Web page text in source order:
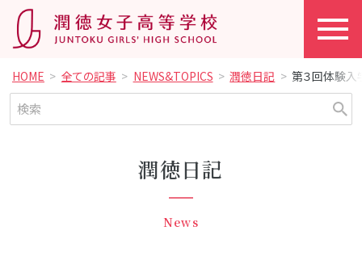
HOME 全ての記事 NEWS&TOPICS 潤徳日記 第３回体験入
潤徳日記
News